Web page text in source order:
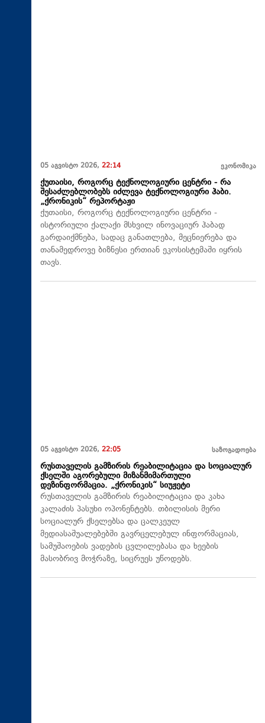
05 აგვისტო 2026, 22:14 ეკონომიკა
ქუთაისი, როგორც ტექნოლოგიური ცენტრი - რა
შესაძლებლობებს იძლევა ტექნოლოგიური ჰაბი.
„ქრონიკის“ რეპორტაჟი
ქუთაისი, როგორც ტექნოლოგიური ცენტრი -
ისტორიული ქალაქი მსხვილ ინოვაციურ ჰაბად
გარდაიქმნება, სადაც განათლება, მეცნიერება და
თანამედროვე ბიზნესი ერთიან ეკოსისტემაში იყრის
თავს.
05 აგვისტო 2026, 22:05 საზოგადოება
რუსთაველის გამზირის რეაბილიტაცია და სოციალურ
ქსელში აგორებული მიზანმიმართული
დეზინფორმაცია. „ქრონიკის“ სიუჟეტი
რუსთაველის გამზირის რეაბილიტაცია და კახა
კალაძის პასუხი ოპონენტებს. თბილისის მერი
სოციალურ ქსელებსა და ცალკეულ
მედიასაშუალებებში გავრცელებულ ინფორმაციას,
სამუშაოების ვადების ცვლილებასა და ხეების
მასობრივ მოჭრაზე, სიცრუეს უწოდებს.